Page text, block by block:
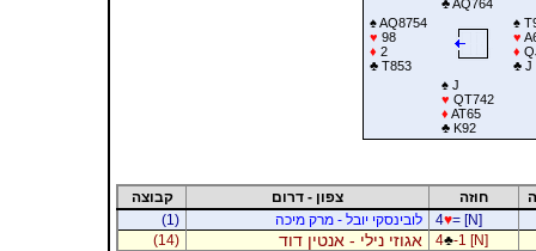
♣AQ764
♠AQ8754
♥ 98
♦ 2
♣T853
♠
♥
♦
♣J
♠J
♥ QT742
♦ AT65
♣K92
חוזה צפון - דרום
קבוצה
4♥= [N] לובינסקי יובל - מרק מיכה
(1)
4♣-1 [N] אגוזי נילי - אנטין דוד
(14)